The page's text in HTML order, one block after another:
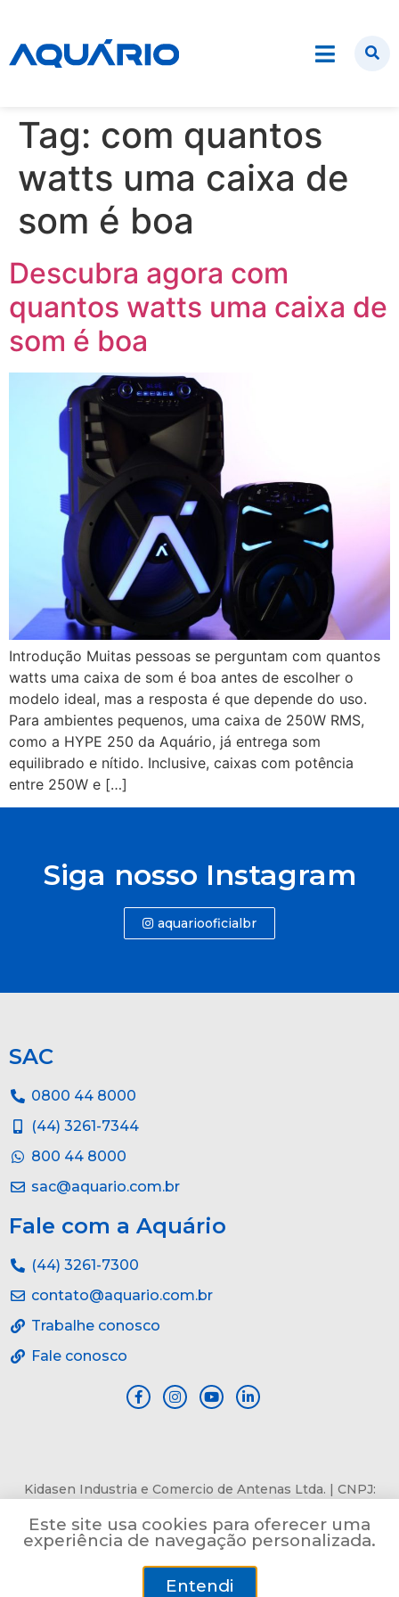
Tag: com quantos
watts uma caixa de
som é boa
Descubra agora com
quantos watts uma caixa de
som é boa
Introdução Muitas pessoas se perguntam com quantos
watts uma caixa de som é boa antes de escolher o
modelo ideal, mas a resposta é que depende do uso.
Para ambientes pequenos, uma caixa de 250W RMS,
como a HYPE 250 da Aquário, já entrega som
equilibrado e nítido. Inclusive, caixas com potência
entre 250W e […]
Siga nosso Instagram
aquariooficialbr
SAC
0800 44 8000
(44) 3261-7344
800 44 8000
sac@aquario.com.br
Fale com a Aquário
(44) 3261-7300
contato@aquario.com.br
Trabalhe conosco
Fale conosco
Kidasen Industria e Comercio de Antenas Ltda. | CNPJ:
Bertioga, Maringá, PR, CEP: 87055-405
Este site usa cookies para oferecer uma
experiência de navegação personalizada.
Entendi